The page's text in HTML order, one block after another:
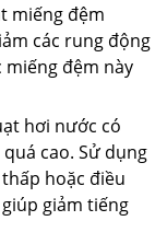
miếng đệm
các rung động
miếng đệm này
hơi nước có
cao. Sử dụng
hoặc điều
giảm tiếng